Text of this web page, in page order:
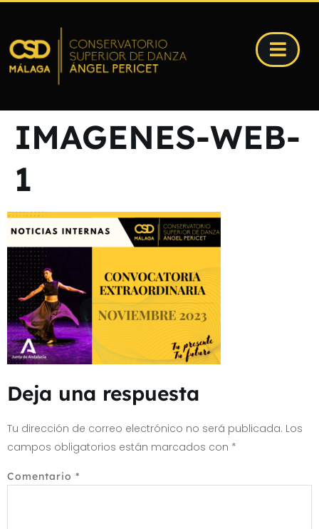
IMAGENES-WEB-
1
Deja una respuesta
Tu dirección de correo electrónico no será publicada. Los
campos obligatorios están marcados con *
Comentario *